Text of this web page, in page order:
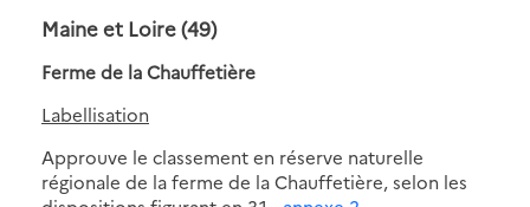
Maine et Loire (49)
Ferme de la Chauffetière
Labellisation
Approuve le classement en réserve naturelle
régionale de la ferme de la Chauffetière, selon les